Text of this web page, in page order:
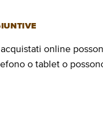
online
o tablet o